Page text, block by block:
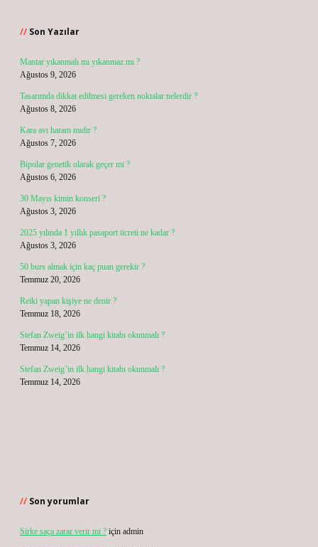
Son Yazılar
Mantar yıkanmalı mı yıkanmaz mı ?
Ağustos 9, 2026
Tasarımda dikkat edilmesi gereken noktalar nelerdir ?
Ağustos 8, 2026
Kara avı haram mıdır ?
Ağustos 7, 2026
Bipolar genetik olarak geçer mi ?
Ağustos 6, 2026
30 Mayıs kimin konseri ?
Ağustos 3, 2026
2025 yılında 1 yıllık pasaport ücreti ne kadar ?
Ağustos 3, 2026
50 burs almak için kaç puan gerekir ?
Temmuz 20, 2026
Reiki yapan kişiye ne denir ?
Temmuz 18, 2026
Stefan Zweig’in ilk hangi kitabı okunmalı ?
Temmuz 14, 2026
Stefan Zweig’in ilk hangi kitabı okunmalı ?
Temmuz 14, 2026
Son yorumlar
Sirke saça zarar verir mi ? için admin